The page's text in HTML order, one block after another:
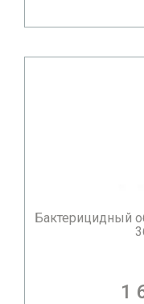
Бактерицидный
1